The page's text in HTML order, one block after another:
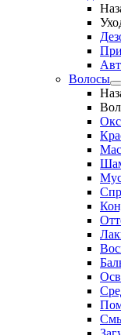
Волосы